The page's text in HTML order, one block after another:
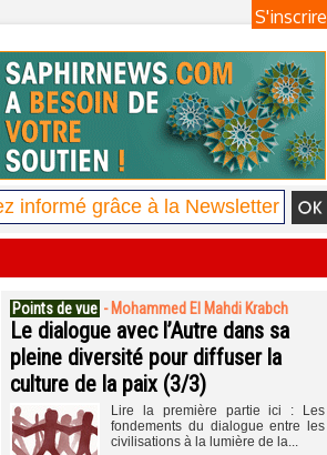
S'inscrire
Points de vue - Mohammed El Mahdi Krabch
Le dialogue avec l’Autre dans sa
pleine diversité pour diffuser la
culture de la paix (3/3)
Lire la première partie ici : Les
fondements du dialogue entre les
civilisations à la lumière de la...